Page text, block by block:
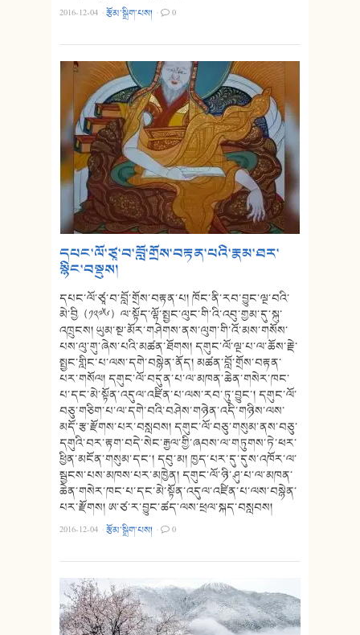
2016-12-04 ·རྩོམ་སྒྲིག་པས། · 0
དཔང་ལོ་ཙཱ་བ་བློ་གྲོས་བརྟན་པའི་རྣམ་ཐར་
སྙིང་བསྡུས།
དཔང་ལོ་ཙཱ་བ་བློ་གྲོས་བརྟན་པ། ཁོང་ནི་རབ་བྱུང་ལྔ་བའི་
མེ་བྱི（༡༢༧༦）ལ་སྟོད་ལྷོ་སྤྱང་ལུང་གི་འི་འབུ་གྱམ་དུ་སྐུ་
འཁྲུངས། ཡུམ་སྔ་མོར་གཤེགས་ནས་ལུག་གི་འོ་མས་གསོས་
པས་ལུ་གུ་ཞེས་པའི་མཚན་ཐོགས། དགུང་ལོ་ལྔ་པ་ལ་ཆོས་རྗེ་
སྤྱང་གླིང་པ་ལས་དགེ་བསྙེན་ནོད། མཚན་བློ་གྲོས་བརྟན་
པར་གསོལ། དགུང་ལོ་བདུན་པ་ལ་མཁན་ཆེན་གསེར་ཁང་
པ་དང་མེ་སྟོན་འདུལ་འཛིན་པ་ལས་རབ་ཏུ་བྱུང་། དགུང་ལོ་
བཅུ་གཅིག་པ་ལ་དགེ་བའི་བཤེས་གཉེན་འདི་གཉིས་ལས་
མདོ་རྩ་རྫོགས་པར་བསླབས། དགུང་ལོ་བཅུ་གསུམ་ནས་བཅུ་
དགུའི་བར་རྟག་བདེ་སེང་རྒྱལ་གྱི་ཞབས་ལ་གཏུགས་ཏེ་ཕར་
ཕྱིན་མངོན་གསུམ་དང་། དབུ་མ། ཁྱད་པར་དུ་དུས་འཁོར་ལ་
སྦྱངས་པས་མཁས་པར་མཁྱེན། དགུང་ལོ་ཉི་ཤུ་པ་ལ་མཁན་
ཆེན་གསེར་ཁང་པ་དང་མེ་སྟོན་འདུལ་འཛིན་པ་ལས་བསྙེན་
པར་རྫོགས། ཨ་ཙ་ར་བྱུང་ཚད་ལས་ཕྲལ་སྐད་བསླབས།
2016-12-04 ·རྩོམ་སྒྲིག་པས། · 0